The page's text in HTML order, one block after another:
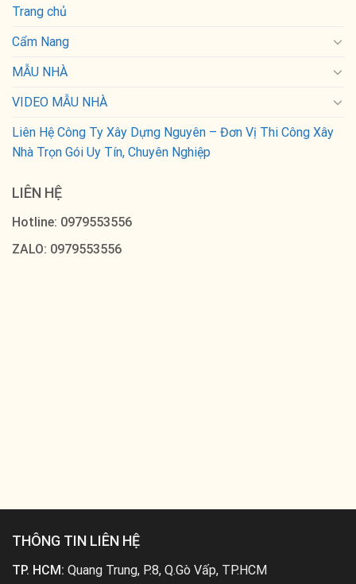
Trang chủ
Cẩm Nang
MẪU NHÀ
VIDEO MẪU NHÀ
Liên Hệ Công Ty Xây Dựng Nguyên – Đơn Vị Thi Công Xây
Nhà Trọn Gói Uy Tín, Chuyên Nghiệp
LIÊN HỆ
Hotline: 0979553556
ZALO: 0979553556
THÔNG TIN LIÊN HỆ
TP. HCM: Quang Trung, P.8, Q.Gò Vấp, TP.HCM